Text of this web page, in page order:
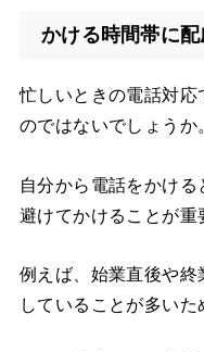
かける時間帯に配
忙しいときの電話対応
のではないでしょうか
自分から電話をかけ
避けてかけることが重
例えば、始業直後や終
していることが多いた